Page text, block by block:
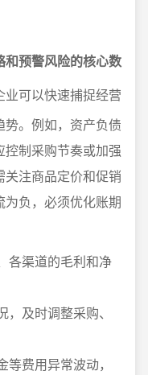
和预警风险的核心数
可以快速捕捉经营
。例如，资产负债
制采购节奏或加强
注商品定价和促销
负，必须优化账期
各渠道的毛利和净
及时调整采购、
费用异常波动，